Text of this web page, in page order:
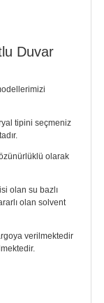
Duvar
tipini seçmeniz
olarak
olan su bazlı
olan solvent
verilmektedir
ile birlikte